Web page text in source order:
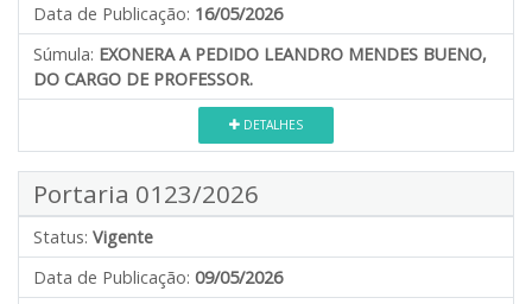
Data de Publicação: 16/05/2026
Súmula: EXONERA A PEDIDO LEANDRO MENDES BUENO,
DO CARGO DE PROFESSOR.
DETALHES
Portaria 0123/2026
Status: Vigente
Data de Publicação: 09/05/2026